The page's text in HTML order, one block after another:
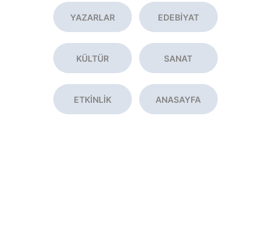
YAZARLAR EDEBİYAT
KÜLTÜR SANAT
ANASAYFA
ETKİNLİK